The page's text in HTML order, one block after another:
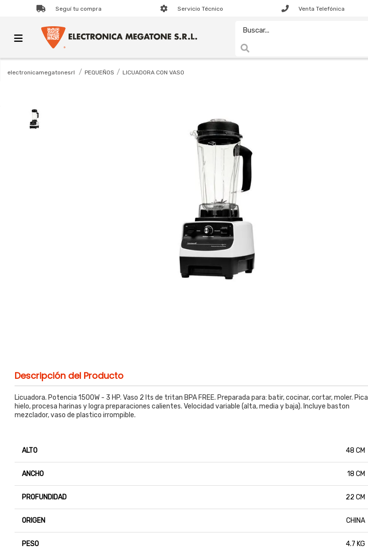
Seguí tu compra Servicio Técnico Venta Telefónica
electronicamegatonesrl PEQUEÑOS LICUADORA CON VASO
Descripción del Producto
Licuadora. Potencia 1500W - 3 HP. Vaso 2 lts de tritan BPA FREE. Preparada para: batir, cocinar, cortar, moler. Pica
hielo, procesa harinas y logra preparaciones calientes. Velocidad variable (alta, media y baja). Incluye baston
mezclador, vaso de plastico irrompible.
ALTO 48 CM
ANCHO 18 CM
PROFUNDIDAD 22 CM
ORIGEN CHINA
PESO 4.7 KG